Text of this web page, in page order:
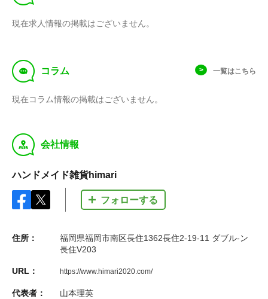
現在求人情報の掲載はございません。
f コラム 一覧はこちら
現在コラム情報の掲載はございません。
y 会社情報
ハンドメイド雑貨himari
フォローする
住所：
福岡県福岡市南区長住1362長住2-19-11 ダブル-ン
長住V203
URL： https://www.himari2020.com/
代表者： 山本理英